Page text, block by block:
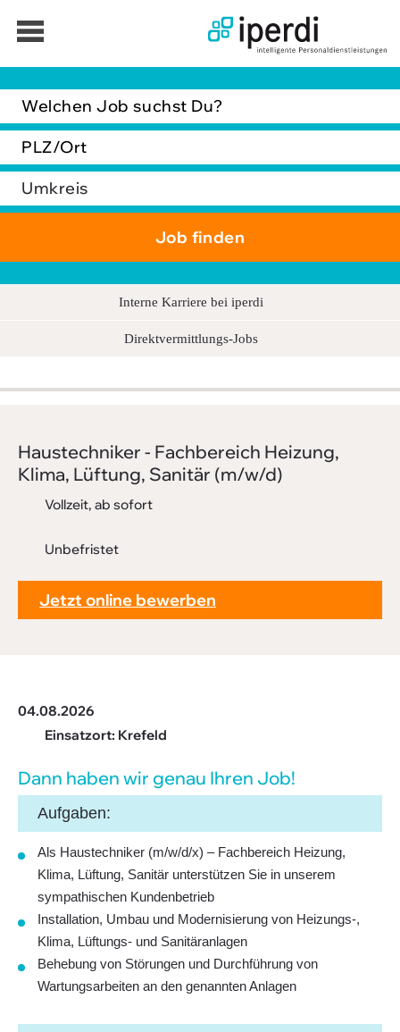
Interne Karriere bei iperdi
Direktvermittlungs-Jobs
Haus­tech­niker - Fach­be­reich Heizung,
Klima, Lüftung, Sanitär (m/w/d)
Vollzeit, ab sofort
Unbefristet
Jetzt online bewerben
04.08.2026
Einsatzort: Krefeld
Dann haben wir genau Ihren Job!
Aufgaben:
Als Haustechniker (m/w/d/x) – Fachbereich Heizung,
Klima, Lüftung, Sanitär unterstützen Sie in unserem
sympathischen Kundenbetrieb
Installation, Umbau und Modernisierung von Heizungs-,
Klima, Lüftungs- und Sanitäranlagen
Behebung von Störungen und Durchführung von
Wartungsarbeiten an den genannten Anlagen
Jobbörse
Bewerber
Unternehmen
Über iperdi
FAQ
Sitemap